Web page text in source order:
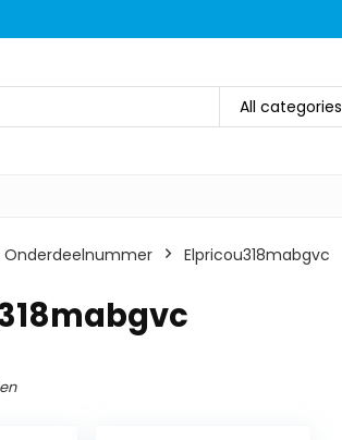
All categories
Onderdeelnummer ‎Elpricou318mabgvc